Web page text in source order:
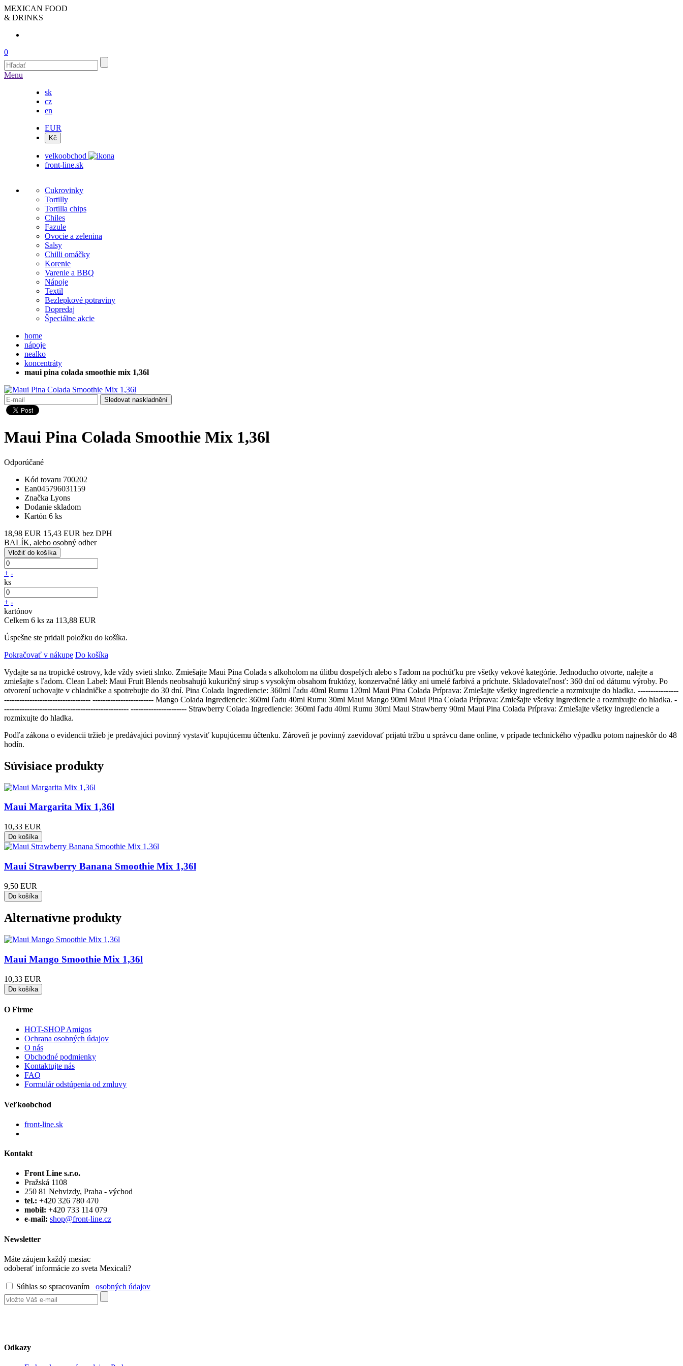
MEXICAN FOOD
& DRINKS
0
Menu
sk
cz
en
EUR
velkoobchod
front-line.sk
Cukrovinky
Tortilly
Tortilla chips
Chiles
Fazule
Ovocie a zelenina
Salsy
Chilli omáčky
Korenie
Varenie a BBQ
Nápoje
Textil
Bezlepkové potraviny
Dopredaj
Špeciálne akcie
home
nápoje
nealko
koncentráty
maui pina colada smoothie mix 1,36l
Sledovat naskladnění
Maui Pina Colada Smoothie Mix 1,36l
Odporúčané
Kód tovaru 700202
Ean045796031159
Značka Lyons
Dodanie skladom
Kartón 6 ks
18,98 EUR 15,43 EUR bez DPH
BALÍK, alebo osobný odber
+ -
ks
+ -
kartónov
Celkem 6 ks za 113,88 EUR
Úspešne ste pridali položku do košíka.
Pokračovať v nákupe Do košíka
Vydajte sa na tropické ostrovy, kde vždy svieti slnko. Zmiešajte Maui Pina Colada s alkoholom na úlitbu dospelých alebo s ľadom na pochúťku pre všetky vekové kategórie. Jednoducho otvorte, nalejte a
zmiešajte s ľadom. Clean Label: Maui Fruit Blends neobsahujú kukuričný sirup s vysokým obsahom fruktózy, konzervačné látky ani umelé farbivá a príchute. Skladovateľnosť: 360 dní od dátumu výroby. Po
otvorení uchovajte v chladničke a spotrebujte do 30 dní. Pina Colada Ingrediencie: 360ml ľadu 40ml Rumu 120ml Maui Pina Colada Príprava: Zmiešajte všetky ingrediencie a rozmixujte do hladka. ----------------
---------------------------------- ------------------------ Mango Colada Ingrediencie: 360ml ľadu 40ml Rumu 30ml Maui Mango 90ml Maui Pina Colada Príprava: Zmiešajte všetky ingrediencie a rozmixujte do hladka. -
------------------------------------------------- ---------------------- Strawberry Colada Ingrediencie: 360ml ľadu 40ml Rumu 30ml Maui Strawberry 90ml Maui Pina Colada Príprava: Zmiešajte všetky ingrediencie a
rozmixujte do hladka.
Podľa zákona o evidencii tržieb je predávajúci povinný vystaviť kupujúcemu účtenku. Zároveň je povinný zaevidovať prijatú tržbu u správcu dane online, v prípade technického výpadku potom najneskôr do 48
hodín.
Súvisiace produkty
Maui Margarita Mix 1,36l
10,33 EUR
Maui Strawberry Banana Smoothie Mix 1,36l
9,50 EUR
Alternatívne produkty
Maui Mango Smoothie Mix 1,36l
10,33 EUR
O Firme
HOT-SHOP Amigos
Ochrana osobných údajov
O nás
Obchodné podmienky
Kontaktujte nás
FAQ
Formulár odstúpenia od zmluvy
Veľkoobchod
front-line.sk
Kontakt
Front Line s.r.o.
Pražská 1108
250 81 Nehvizdy, Praha - východ
tel.: +420 326 780 470
mobil: +420 733 114 079
e-mail: shop@front-line.cz
Newsletter
Máte záujem každý mesiac
odoberať informácie zo sveta Mexicali?
Súhlas so spracovaním osobných údajov
Odkazy